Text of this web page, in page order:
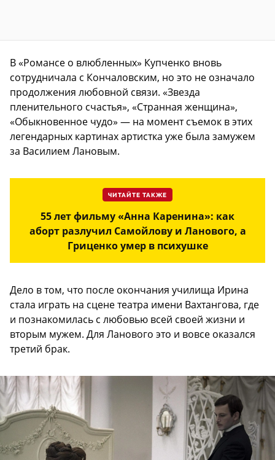
В «Романсе о влюбленных» Купченко вновь
сотрудничала с Кончаловским, но это не означало
продолжения любовной связи. «Звезда
пленительного счастья», «Странная женщина»,
«Обыкновенное чудо» — на момент съемок в этих
легендарных картинах артистка уже была замужем
за Василием Лановым.
ЧИТАЙТЕ ТАКЖЕ
55 лет фильму «Анна Каренина»: как
аборт разлучил Самойлову и Ланового, а
Гриценко умер в психушке
Дело в том, что после окончания училища Ирина
стала играть на сцене театра имени Вахтангова, где
и познакомилась с любовью всей своей жизни и
вторым мужем. Для Ланового это и вовсе оказался
третий брак.